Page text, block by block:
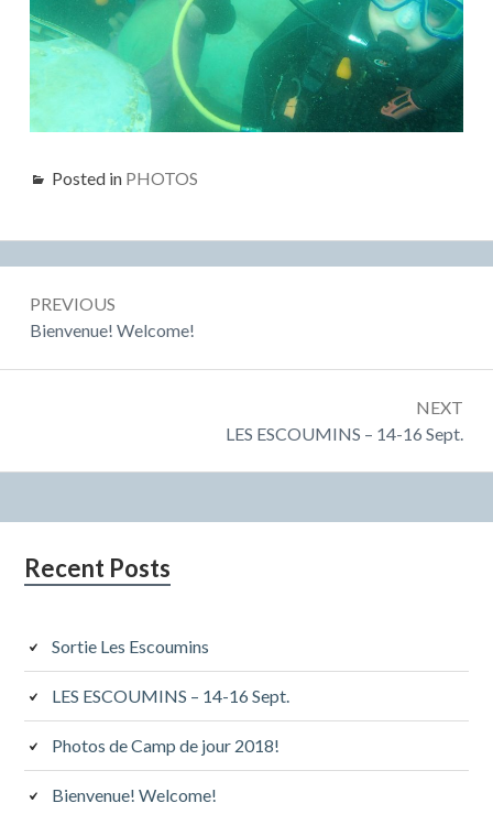
Posted in PHOTOS
navigation
PREVIOUS
Previous:
Bienvenue! Welcome!
NEXT
Next:
LES ESCOUMINS – 14-16 Sept.
Subsidiary
Recent Posts
Sortie Les Escoumins
LES ESCOUMINS – 14-16 Sept.
Photos de Camp de jour 2018!
Bienvenue! Welcome!